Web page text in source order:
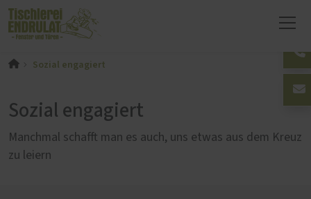
Sozial engagiert
Sozial engagiert
Manchmal schafft man es auch, uns etwas aus dem Kreuz
zu leiern